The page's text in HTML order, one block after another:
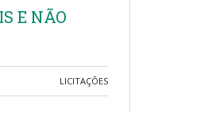
E NÃO
LICITAÇÕES